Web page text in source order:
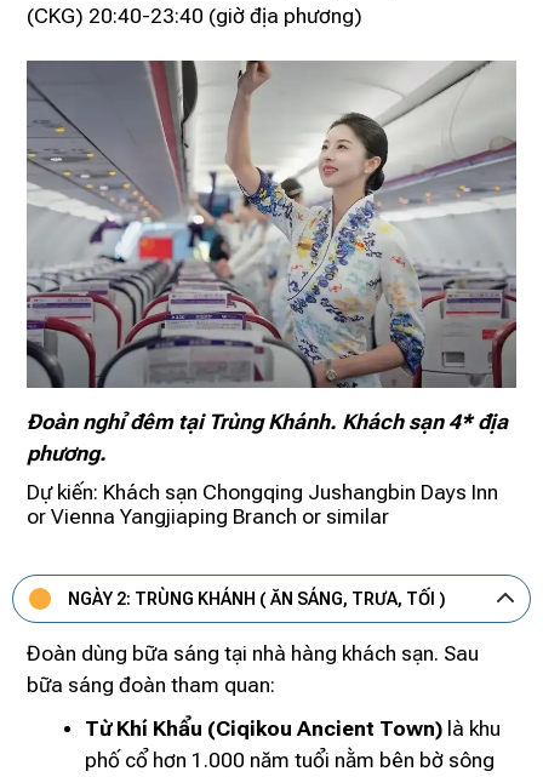
(CKG) 20:40-23:40 (giờ địa phương)
Đoàn nghỉ đêm tại Trùng Khánh. Khách sạn 4* địa
phương.
Dự kiến: Khách sạn Chongqing Jushangbin Days Inn
or Vienna Yangjiaping Branch or similar
NGÀY 2: TRÙNG KHÁNH ( ĂN SÁNG, TRƯA, TỐI )
Đoàn dùng bữa sáng tại nhà hàng khách sạn. Sau
bữa sáng đoàn tham quan:
Từ Khí Khẩu (Ciqikou Ancient Town) là khu
phố cổ hơn 1.000 năm tuổi nằm bên bờ sông